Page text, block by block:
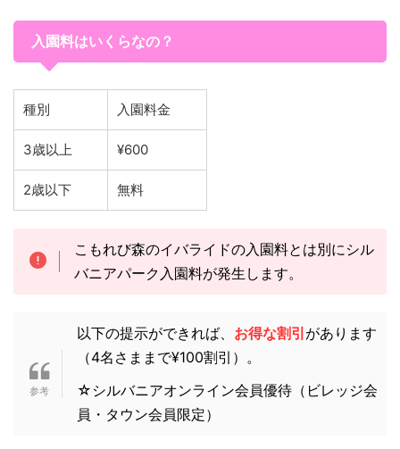
入園料はいくらなの？
種別 入園料金
3歳以上 ¥600
2歳以下 無料
こもれび森のイバライドの入園料とは別にシル
バニアパーク入園料が発生します。
以下の提示ができれば、 お得な割引 があります
（4名さままで¥100割引）。
☆シルバニアオンライン会員優待（ビレッジ会
員・タウン会員限定）